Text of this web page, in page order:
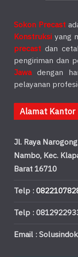
Sokon Precast
Konstruksi yang
precast dan
pengiriman dan
Jawadengan
pelayanan
Alamat Kantor
Jl. Raya
Nambo, Kec.
Barat 16710
Telp :
Telp :
Email :